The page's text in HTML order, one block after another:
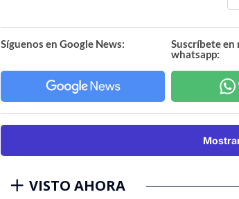
Síguenos en Google News:
Suscríbete en
whatsapp:
VISTO AHORA